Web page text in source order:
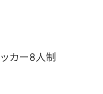
カー8人制